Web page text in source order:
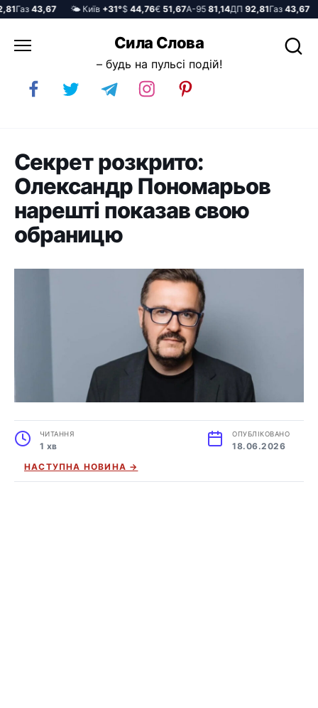
Газ43,67 🌤️ Київ+31°$44,76€51,67А-9581,14ДП92,81Газ43,67
до
Сила Слова
– будь на пульсі подій!
Секрет розкрито:
Олександр Пономарьов
нарешті показав свою
обраницю
ЧИТАННЯ
1 хв
ОПУБЛІКОВАНО
18.06.2026
НАСТУПНА НОВИНА →